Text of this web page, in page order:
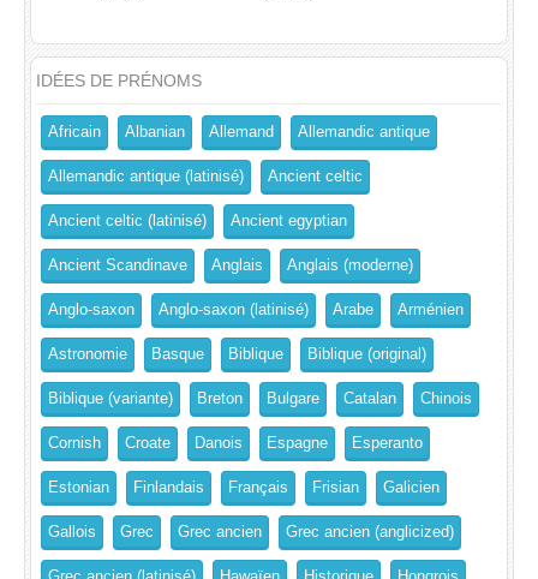
IDÉES DE PRÉNOMS
Africain Albanian Allemand Allemandic antique
Allemandic antique (latinisé) Ancient celtic
Ancient celtic (latinisé) Ancient egyptian
Ancient Scandinave Anglais Anglais (moderne)
Anglo-saxon Anglo-saxon (latinisé) Arabe Arménien
Astronomie Basque Biblique Biblique (original)
Biblique (variante) Breton Bulgare Catalan Chinois
Cornish Croate Danois Espagne Esperanto
Estonian Finlandais Français Frisian Galicien
Gallois Grec Grec ancien Grec ancien (anglicized)